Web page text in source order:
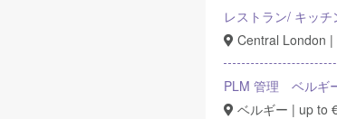
レストラン/ キッ
Central London
PLM 管理 ベルギ
ベルギー | up to